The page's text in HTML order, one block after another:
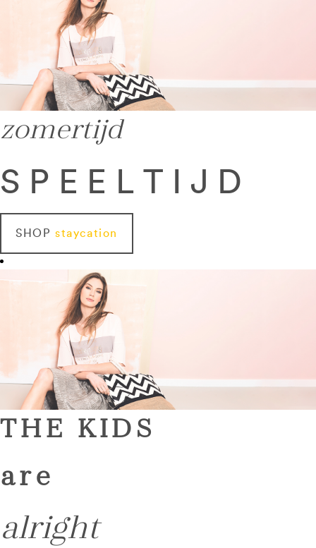
zomertijd
SPEELTIJD
SHOP staycation
THE KIDS
are
alright